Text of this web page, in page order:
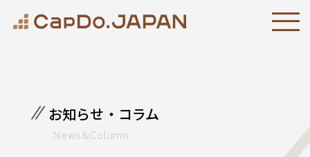
お知らせ・コラム
News&Column